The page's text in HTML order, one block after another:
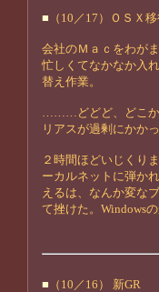
■ （10／17）ＯＳＸ
会社のＭａｃをわが
忙しくてなかなか入
替え作業。
………どどど、どこか
リアスが過剰にかか
２時間ほどいじくり
ーカルネットに弾か
えるは、なんか変な
て挫けた。Windows
■ （10／16） 新GR